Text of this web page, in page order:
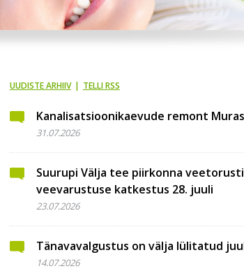
UUDISTE ARHIIV | TELLI RSS
Kanalisatsioonikaevude remont
31.07.2026
Suurupi Välja tee piirkonna
veevarustuse katkestus 28. juuli
23.07.2026
Tänavavalgustus on välja lülitatud
14.07.2026